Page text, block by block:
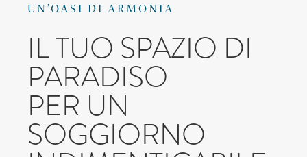
UN’OASI DI ARMONIA
IL TUO SPAZIO DI
PARADISO
PER UN
SOGGIORNO